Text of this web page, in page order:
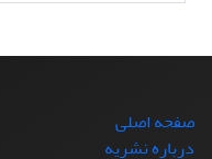
صفحه اصلی
درباره نشریه